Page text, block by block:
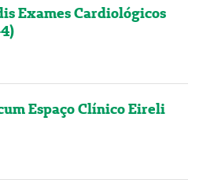
Exames Cardiológicos
Espaço Clínico Eireli